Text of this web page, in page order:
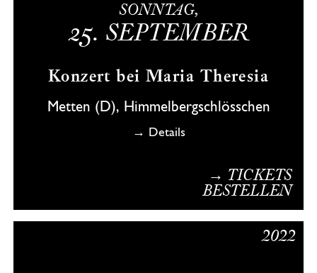
SONNTAG,
25. SEPTEMBER
Konzert bei Maria Theresia
Metten (D), Himmelbergschlösschen
→ Details
→ TICKETS
BESTELLEN
2022